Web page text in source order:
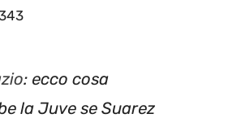
: ecco cosa
la Juve se Suarez